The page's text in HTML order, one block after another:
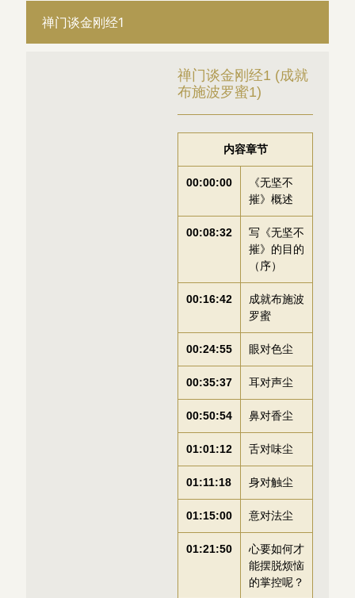
禅门谈金刚经1
禅门谈金刚经1 (成就
布施波罗蜜1)
内容章节
00:00:00
《无坚不
摧》概述
00:08:32
写《无坚不
摧》的目的
（序）
00:16:42
成就布施波
罗蜜
00:24:55 眼对色尘
00:35:37 耳对声尘
00:50:54 鼻对香尘
01:01:12 舌对味尘
01:11:18 身对触尘
01:15:00 意对法尘
01:21:50
心要如何才
能摆脱烦恼
的掌控呢？